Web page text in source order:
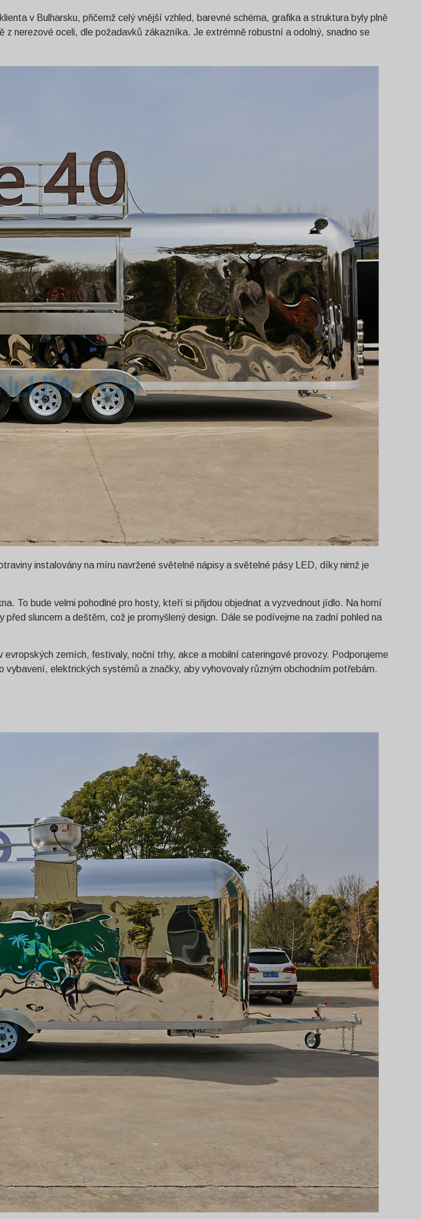
v Bulharsku, přičemž celý vnější vzhled, barevné schéma, grafika a struktura byly plně
nerezové oceli, dle požadavků zákazníka. Je extrémně robustní a odolný, snadno se
instalovány na míru navržené světelné nápisy a světelné pásy LED, díky nimž je
To bude velmi pohodlné pro hosty, kteří si přijdou objednat a vyzvednout jídlo. Na horní
sluncem a deštěm, což je promyšlený design. Dále se podívejme na zadní pohled na
zemích, festivaly, noční trhy, akce a mobilní cateringové provozy. Podporujeme
elektrických systémů a značky, aby vyhovovaly různým obchodním potřebám.
Svenska